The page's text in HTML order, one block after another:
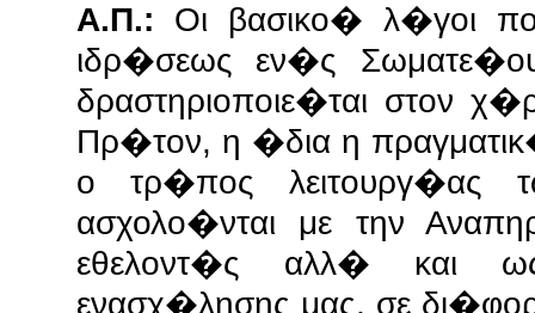
Α.Π.: Οι βασικο� λ�γοι
ιδρ�σεως εν�ς
δραστηριοποιε�ται στον
Πρ�τον, η �δια η
ο τρ�πος
ασχολο�νται με την
εθελοντ�ς αλλ� και
ενασχ�λησης μας, σε